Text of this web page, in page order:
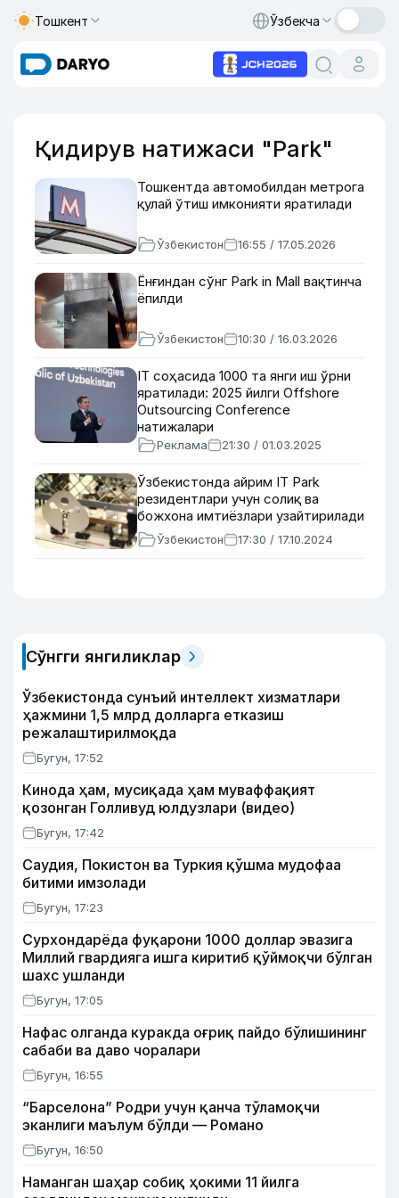
Тошкент Ўзбекча
Қидирув натижаси "Park"
Тошкентда автомобилдан метрога
қулай ўтиш имконияти яратилади
Ўзбекистон 16:55 / 17.05.2026
Ёнғиндан сўнг Park in Mall вақтинча
ёпилди
Ўзбекистон 10:30 / 16.03.2026
IT соҳасида 1000 та янги иш ўрни
яратилади: 2025 йилги Offshore
Outsourcing Conference
натижалари
Реклама 21:30 / 01.03.2025
Ўзбекистонда айрим IT Park
резидентлари учун солиқ ва
божхона имтиёзлари узайтирилади
Ўзбекистон 17:30 / 17.10.2024
Сўнгги янгиликлар
Ўзбекистонда сунъий интеллект хизматлари
ҳажмини 1,5 млрд долларга етказиш
режалаштирилмоқда
Бугун, 17:52
Кинода ҳам, мусиқада ҳам муваффақият
қозонган Голливуд юлдузлари (видео)
Бугун, 17:42
Саудия, Покистон ва Туркия қўшма мудофаа
битими имзолади
Бугун, 17:23
Сурхондарёда фуқарони 1000 доллар эвазига
Миллий гвардияга ишга киритиб қўймоқчи бўлган
шахс ушланди
Бугун, 17:05
Нафас олганда куракда оғриқ пайдо бўлишининг
сабаби ва даво чоралари
Бугун, 16:55
“Барселона” Родри учун қанча тўламоқчи
эканлиги маълум бўлди — Романо
Бугун, 16:50
Наманган шаҳар собиқ ҳокими 11 йилга